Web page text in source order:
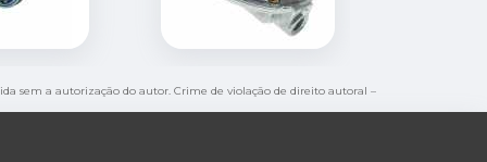
sem a autorização do autor. Crime de violação de direito autoral –